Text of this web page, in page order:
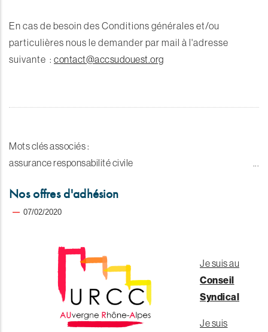
En cas de besoin des Conditions générales et/ou
particulières nous le demander par mail à l'adresse
suivante : contact@accsudouest.org
Mots clés associés :
assurance responsabilité civile
Nos offres d'adhésion
07/02/2020
Je suis au
Conseil
Syndical
Je suis